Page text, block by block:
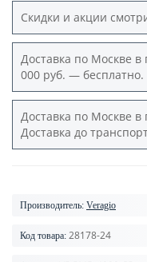
Скидки и акции
Доставка по Москве
000 руб. — бесплатно.
Доставка по Москве
Доставка до
Производитель: Veragio
Код товара: 28178-24